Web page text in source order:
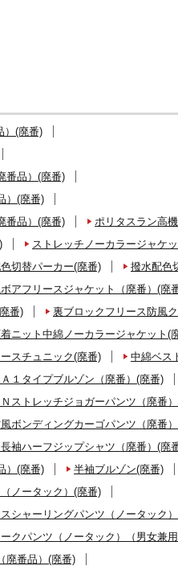
）(廃番)
番品）(廃番)
）(廃番)
番品）(廃番)
ポリタスラン高
ストレッチノーカラージャケ
切替パーカー(廃番)
撥水配色
アフリースジャケット（廃番）(廃
番)
裏ブロックフリース防風
ニット中綿ノーカラージャケット(
スチュニック(廃番)
中綿ベス
１タイプブルゾン（廃番）(廃番)
Ｎストレッチジョガーパンツ（廃番
ボンディングカーゴパンツ（廃番
長袖ハーフジップシャツ（廃番）(廃
）(廃番)
半袖ブルゾン(廃番)
ノータック）(廃番)
シャーリングパンツ（ノータック
クパンツ（ノータック）（男女兼
廃番品）(廃番)